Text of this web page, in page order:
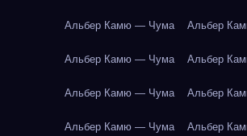
Альбер Камю — Чума Альбер
Альбер Камю — Чума Альбер
Альбер Камю — Чума Альбер
Альбер Камю — Чума Альбер